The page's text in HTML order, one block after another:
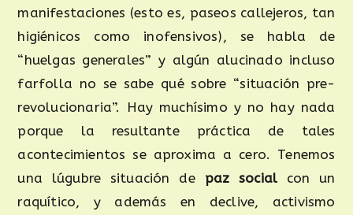
manifestaciones (esto es, paseos callejeros, tan
higiénicos como inofensivos), se habla de
“huelgas generales” y algún alucinado incluso
farfolla no se sabe qué sobre “situación pre-
revolucionaria”. Hay muchísimo y no hay nada
porque la resultante práctica de tales
acontecimientos se aproxima a cero. Tenemos
una lúgubre situación de paz social con un
raquítico, y además en declive, activismo